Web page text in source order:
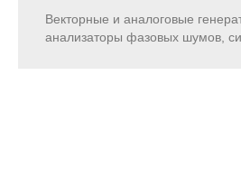
Векторные и аналоговые
анализаторы фазовых шумов,